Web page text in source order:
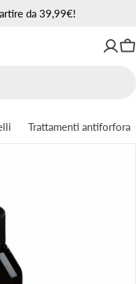
da 39,99€!
Trattamenti antiforfora